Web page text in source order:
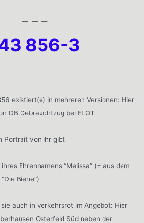
– – –
856-3
existiert(e) in mehreren Versionen: Hier
DB Gebrauchtzug bei ELOT
Portrait von ihr gibt
Ehrennamens “Melissa” (= aus dem
Biene”)
auch in verkehrsrot im Angebot: Hier
Osterfeld Süd neben der